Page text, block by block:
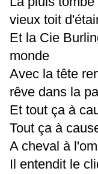
vieux toit
Et la Cie
monde
Avec la tête
rêve dans la
Et tout ça à
Tout ça à
A cheval à
Il entendit le